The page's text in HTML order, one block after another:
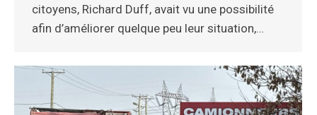
citoyens, Richard Duff, avait vu une possibilité
afin d’améliorer quelque peu leur situation,…